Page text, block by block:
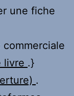
une fiche
commerciale
livre .}
.